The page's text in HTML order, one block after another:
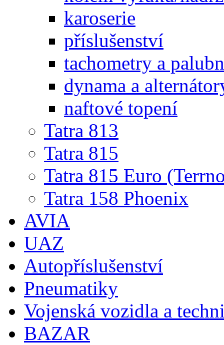
karoserie
příslušenství
tachometry a
dynama a
naftové topení
Tatra 813
Tatra 815
Tatra 815 Euro
Tatra 158 Phoenix
AVIA
UAZ
Autopříslušenství
Pneumatiky
Vojenská vozidla a
BAZAR